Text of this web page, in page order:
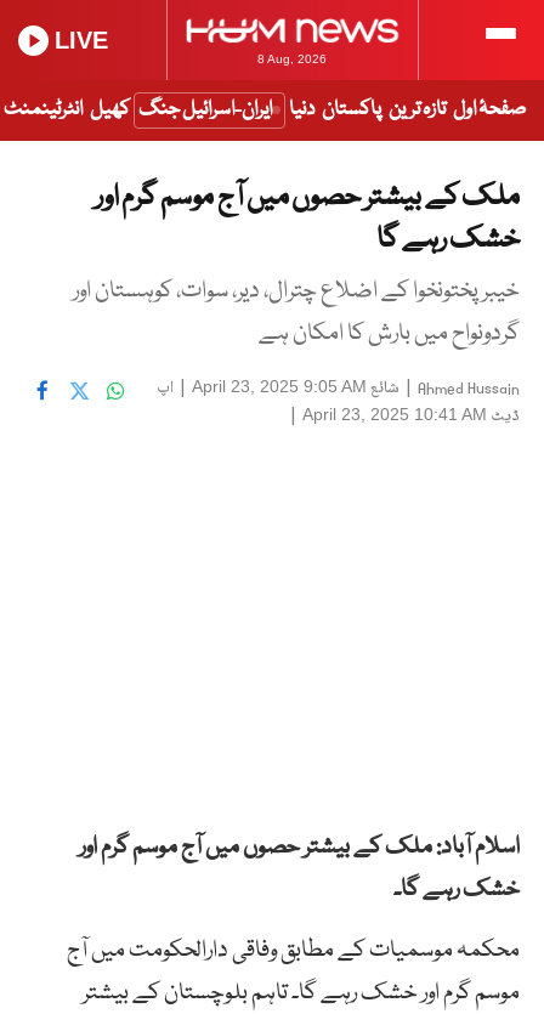
8 Aug, 2026
LIVE
صفحۂ اول تازہ ترین پاکستان دنیا ایران-اسرائیل جنگ کھیل انٹرٹینمنٹ
ملک کے بیشتر حصوں میں آج موسم گرم اور
خشک رہے گا
خیبر پختونخوا کے اضلاع چترال، دیر، سوات، کوہستان اور
گردونواح میں بارش کا امکان ہے
Ahmed Hussain
| شائع April 23, 2025 9:05 AM
| اپ
ڈیٹ April 23, 2025 10:41 AM
|
اسلام آباد: ملک کے بیشتر حصوں میں آج موسم گرم اور
خشک رہے گا۔
محکمہ موسمیات کے مطابق وفاقی دارالحکومت میں آج
موسم گرم اور خشک رہے گا۔ تاہم بلوچستان کے بیشتر